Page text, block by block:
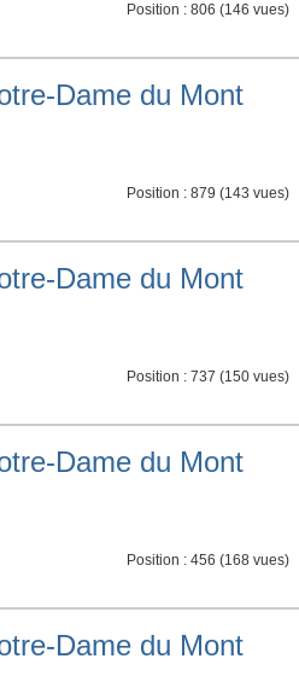
Position : 806 (146 vues)
Dame du Mont
Position : 879 (143 vues)
Dame du Mont
Position : 737 (150 vues)
Dame du Mont
Position : 456 (168 vues)
Dame du Mont